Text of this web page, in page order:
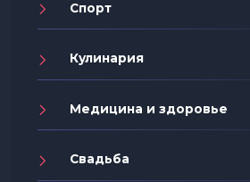
Спорт
Кулинария
Медицина и здоровье
Свадьба